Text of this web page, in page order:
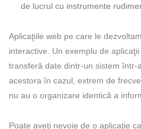
de lucrul cu instrumente
Aplicaţiile web pe care le
interactive. Un exemplu de
transferă date dintr-un sistem într-
acestora în cazul, extrem de
nu au o organizare identică a
Poate aveţi nevoie de o aplicaţie